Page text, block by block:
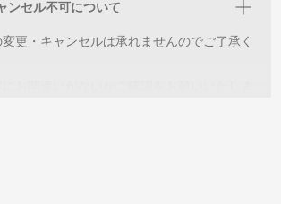
ンセル不可について
更・キャンセルは承れませんのでご了承く